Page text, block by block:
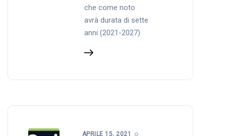
che come noto
avrà durata di sette
anni (2021-2027)
APRILE 15, 2021